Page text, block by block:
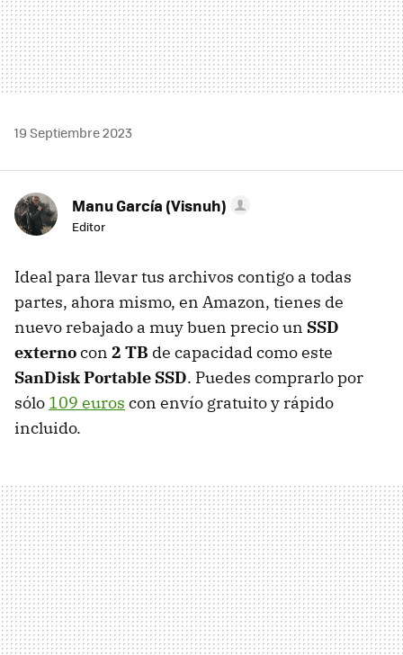
19 Septiembre 2023
Manu García (Visnuh)
Editor
Ideal para llevar tus archivos contigo a todas
partes, ahora mismo, en Amazon, tienes de
nuevo rebajado a muy buen precio un SSD
externocon 2 TB de capacidad como este
SanDisk Portable SSD. Puedes comprarlo por
sólo 109 euros con envío gratuito y rápido
incluido.